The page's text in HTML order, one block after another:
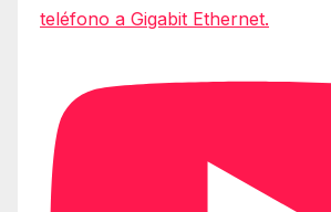
teléfono a Gigabit Ethernet.